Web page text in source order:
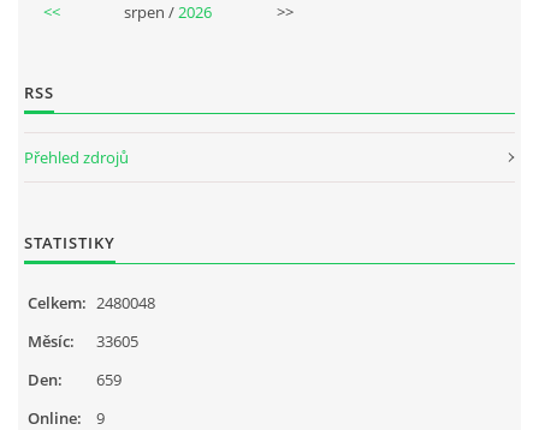
PAUL MCCARTNEY - SINGLY II
PAUL MCCARTNEY - SINGLY III
<< srpen /2026 >>
RSS
Přehled zdrojů
STATISTIKY
Online: 9
Celkem: 2480048
Měsíc:
33605
Den:
659